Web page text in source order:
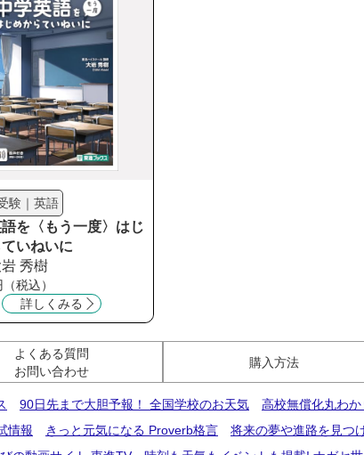
験｜英語
を〈もう一度〉はじ
いねいに
秀樹
税込）
詳しくみる
よくある質問
お問い合わせ
購入方法
90日先まで大胆予報！ 全国学校のお天気
高校無償化丸わ
情報
きっと元気になる Proverb格言
将来の夢や進路を見つ